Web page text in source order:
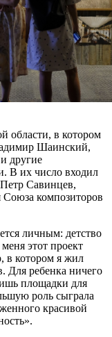
области, в котором
Шаинский,
другие
В их число входил
Савинцев,
Союза композиторов
личным: детство
этот проект
в котором я жил
Для ребенка ничего
площадки для
роль сыграла
красивой